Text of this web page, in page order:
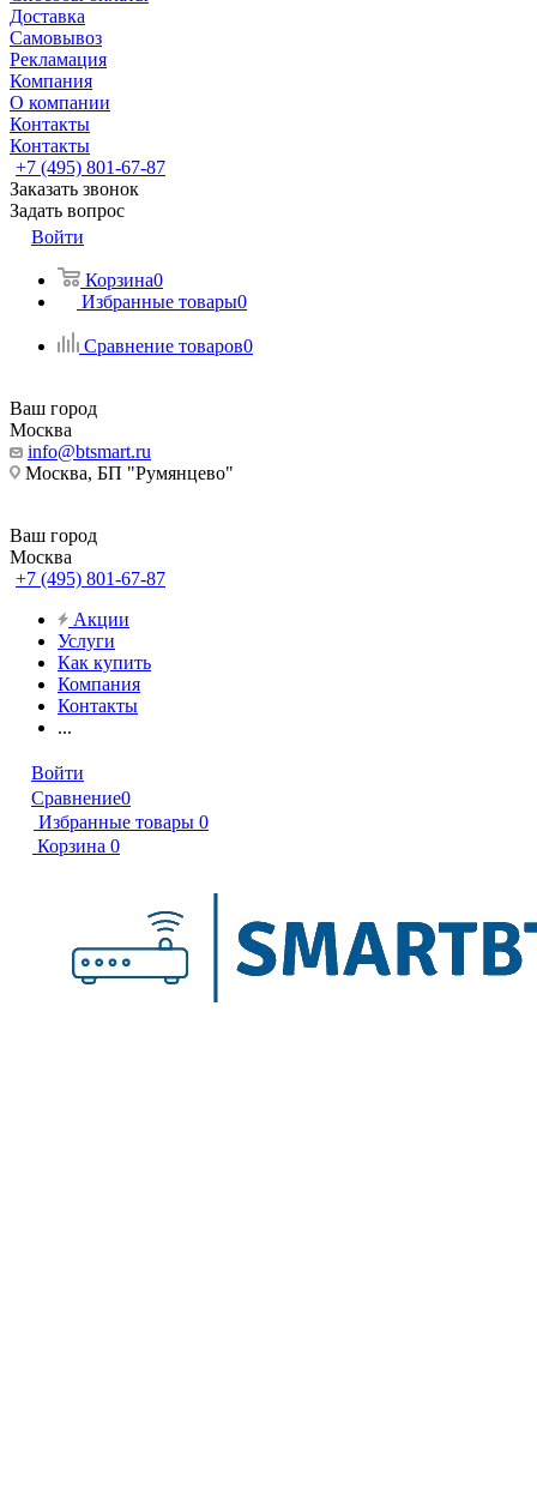
Доставка
Самовывоз
Рекламация
Компания
О компании
Контакты
Контакты
+7 (495) 801-67-87
Заказать звонок
Задать вопрос
Войти
Корзина0
Избранные товары0
Сравнение товаров0
Ваш город
Москва
info@btsmart.ru
Москва, БП "Румянцево"
Ваш город
Москва
+7 (495) 801-67-87
Акции
Услуги
Как купить
Компания
Контакты
...
Войти
Сравнение0
Избранные товары 0
Корзина 0